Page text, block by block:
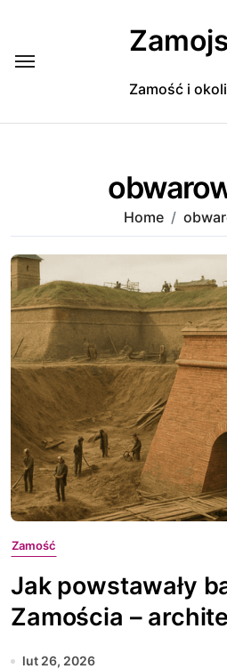
Zamość i
Home
Zamość
Jak powstawały
Zamościa –
militarna
lut 26, 2026